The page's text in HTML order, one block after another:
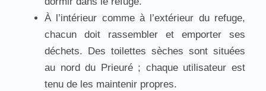
À l’intérieur comme à l’extérieur du refuge,
chacun doit rassembler et emporter ses
déchets. Des toilettes sèches sont situées
au nord du Prieuré ; chaque utilisateur est
tenu de les maintenir propres.